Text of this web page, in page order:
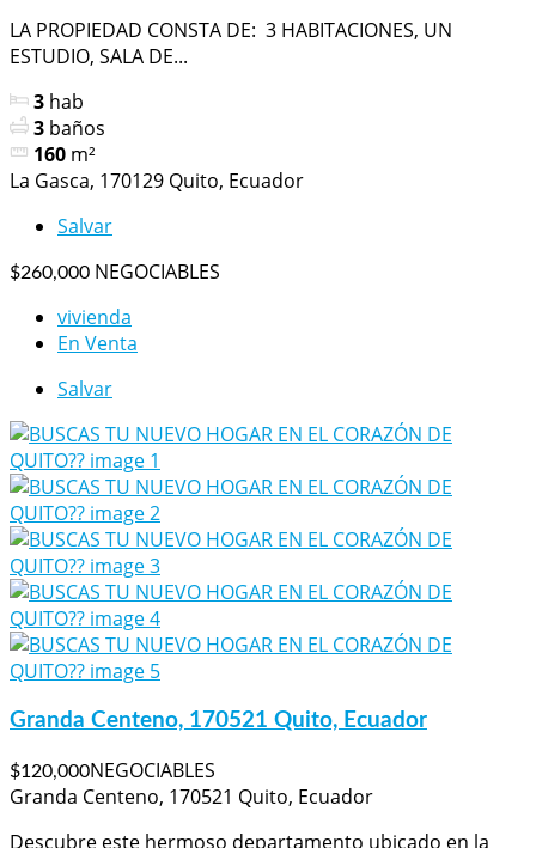
LA PROPIEDAD CONSTA DE: 3 HABITACIONES, UN
ESTUDIO, SALA DE...
3 hab
3 baños
160 m²
La Gasca, 170129 Quito, Ecuador
Salvar
$260,000 NEGOCIABLES
vivienda
En Venta
Salvar
Granda Centeno, 170521 Quito, Ecuador
$120,000NEGOCIABLES
Granda Centeno, 170521 Quito, Ecuador
Descubre este hermoso departamento ubicado en la